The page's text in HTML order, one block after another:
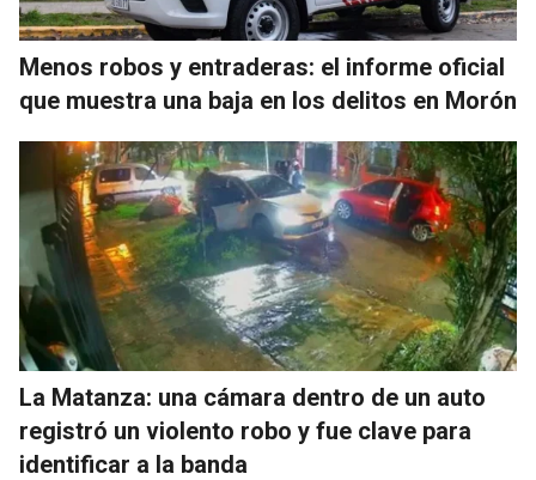
Menos robos y entraderas: el informe oficial
que muestra una baja en los delitos en Morón
La Matanza: una cámara dentro de un auto
registró un violento robo y fue clave para
identificar a la banda